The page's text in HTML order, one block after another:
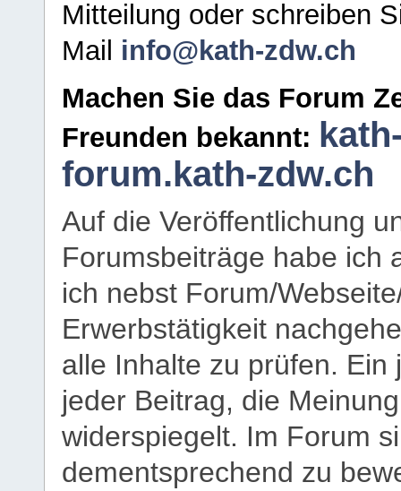
Mitteilung oder schreiben
Mail info@kath-zdw.ch
Machen Sie das Forum
Freunden bekannt:
forum.kath-zdw.ch
Auf die Veröffentlichung
Forumsbeiträge habe ich
ich nebst Forum/
Erwerbstätigkeit
alle Inhalte zu prüfen.
jeder Beitrag, die
widerspiegelt. Im Forum
dementsprechend zu